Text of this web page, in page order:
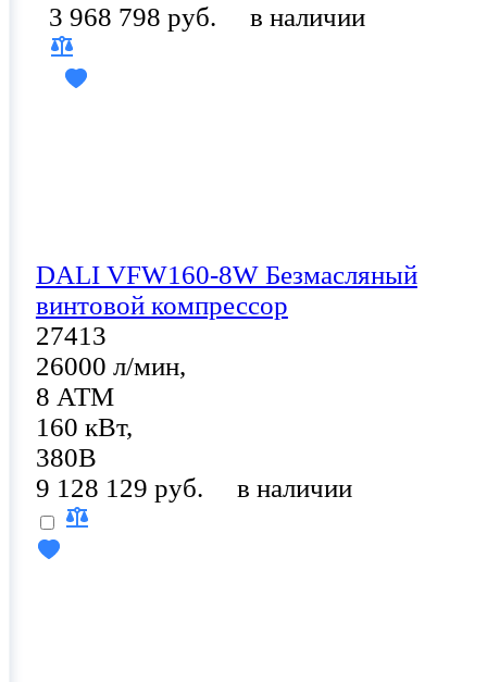
3 968 798 руб.
в наличии
DALI VFW160-8W Безмасляный
винтовой компрессор
27413
26000 л/мин,
8 АТМ
160 кВт,
380В
9 128 129 руб.
в наличии